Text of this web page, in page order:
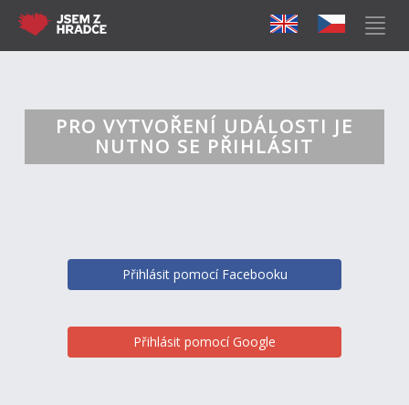
PRO VYTVOŘENÍ UDÁLOSTI JE
NUTNO SE PŘIHLÁSIT
Přihlásit pomocí Facebooku
Přihlásit pomocí Google